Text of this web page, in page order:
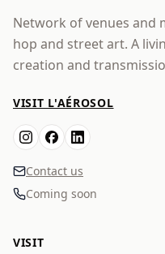
Network of venues and
hop and street art. A
creation and
VISIT L'AÉROSOL
Contact us
Coming soon
VISIT